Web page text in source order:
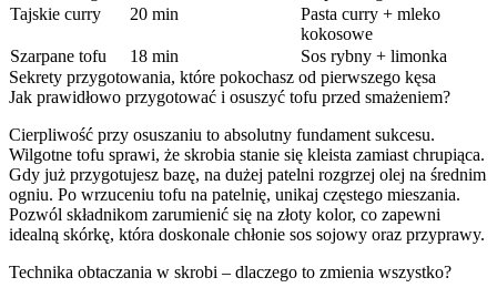
Tajskie curry
20 min
Pasta curry + mleko
kokosowe
Szarpane tofu
18 min
Sos rybny + limonka
Sekrety przygotowania, które pokochasz od pierwszego kęsa
Jak prawidłowo przygotować i osuszyć tofu przed smażeniem?
Cierpliwość przy osuszaniu to absolutny fundament sukcesu.
Wilgotne tofu sprawi, że skrobia stanie się kleista zamiast chrupiąca.
Gdy już przygotujesz bazę, na dużej patelni rozgrzej olej na średnim
ogniu. Po wrzuceniu tofu na patelnię, unikaj częstego mieszania.
Pozwól składnikom zarumienić się na złoty kolor, co zapewni
idealną skórkę, która doskonale chłonie sos sojowy oraz przyprawy.
Technika obtaczania w skrobi – dlaczego to zmienia wszystko?